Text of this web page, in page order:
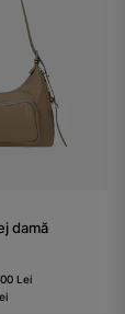
damă
Lei